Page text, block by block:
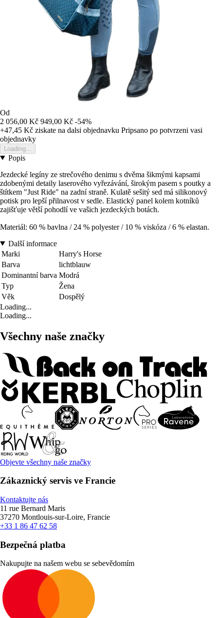
Od
2 056,00 Kč 949,00 Kč -54%
+47,45 Kč ziskate na dalsi objednavku Pripsano po potvrzeni vasi
objednavky
Loading...
Popis
Jezdecké legíny ze strečového denimu s dvěma šikmými kapsami
zdobenými detaily laserového vyřezávání, širokým pasem s poutky a
štítkem "Just Ride" na zadní straně. Kulatě sešitý sed má silikonový
potisk pro lepší přilnavost v sedle. Elastický panel kolem kotníků
zajišťuje větší pohodlí ve vašich jezdeckých botách.
Materiál: 60 % bavlna / 24 % polyester / 10 % viskóza / 6 % elastan.
Další informace
Marki
Harry's Horse
Barva
lichtblauw
Dominantní barva Modrá
Typ
Žena
Věk
Dospělý
Loading...
Loading...
Všechny naše značky
Objevte všechny naše značky
Zákaznický servis ve Francie
Kontaktujte nás
11 rue Bernard Maris
37270 Montlouis-sur-Loire, Francie
+33 1 86 47 62 58
Bezpečná platba
Nakupujte na našem webu se sebevědomím